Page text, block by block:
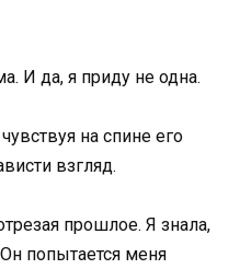
И да, я приду не одна.
на спине его
взгляд.
прошлое. Я знала,
Он попытается меня